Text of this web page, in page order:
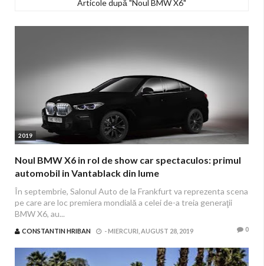
Articole după "Noul BMW X6"
2019
Noul BMW X6 in rol de show car spectaculos: primul
automobil in Vantablack din lume
În septembrie, Salonul Auto de la Frankfurt va reprezenta scena
pe care are loc premiera mondială a celei de-a treia generaţii
BMW X6, au...
CONSTANTIN HRIBAN -MIERCURI, AUGUST 28, 2019 0